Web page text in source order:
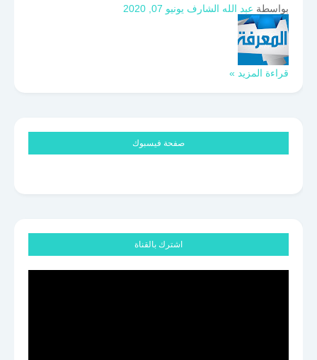
بواسطة عبد الله الشارف يونيو 07, 2020
قراءة المزيد »
صفحة فيسبوك
اشترك بالقناة